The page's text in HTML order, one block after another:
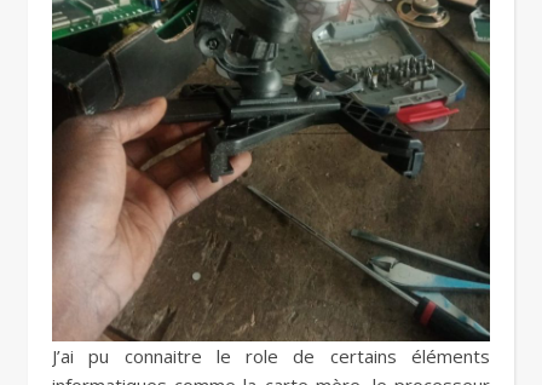
J’ai pu connaitre le role de certains éléments